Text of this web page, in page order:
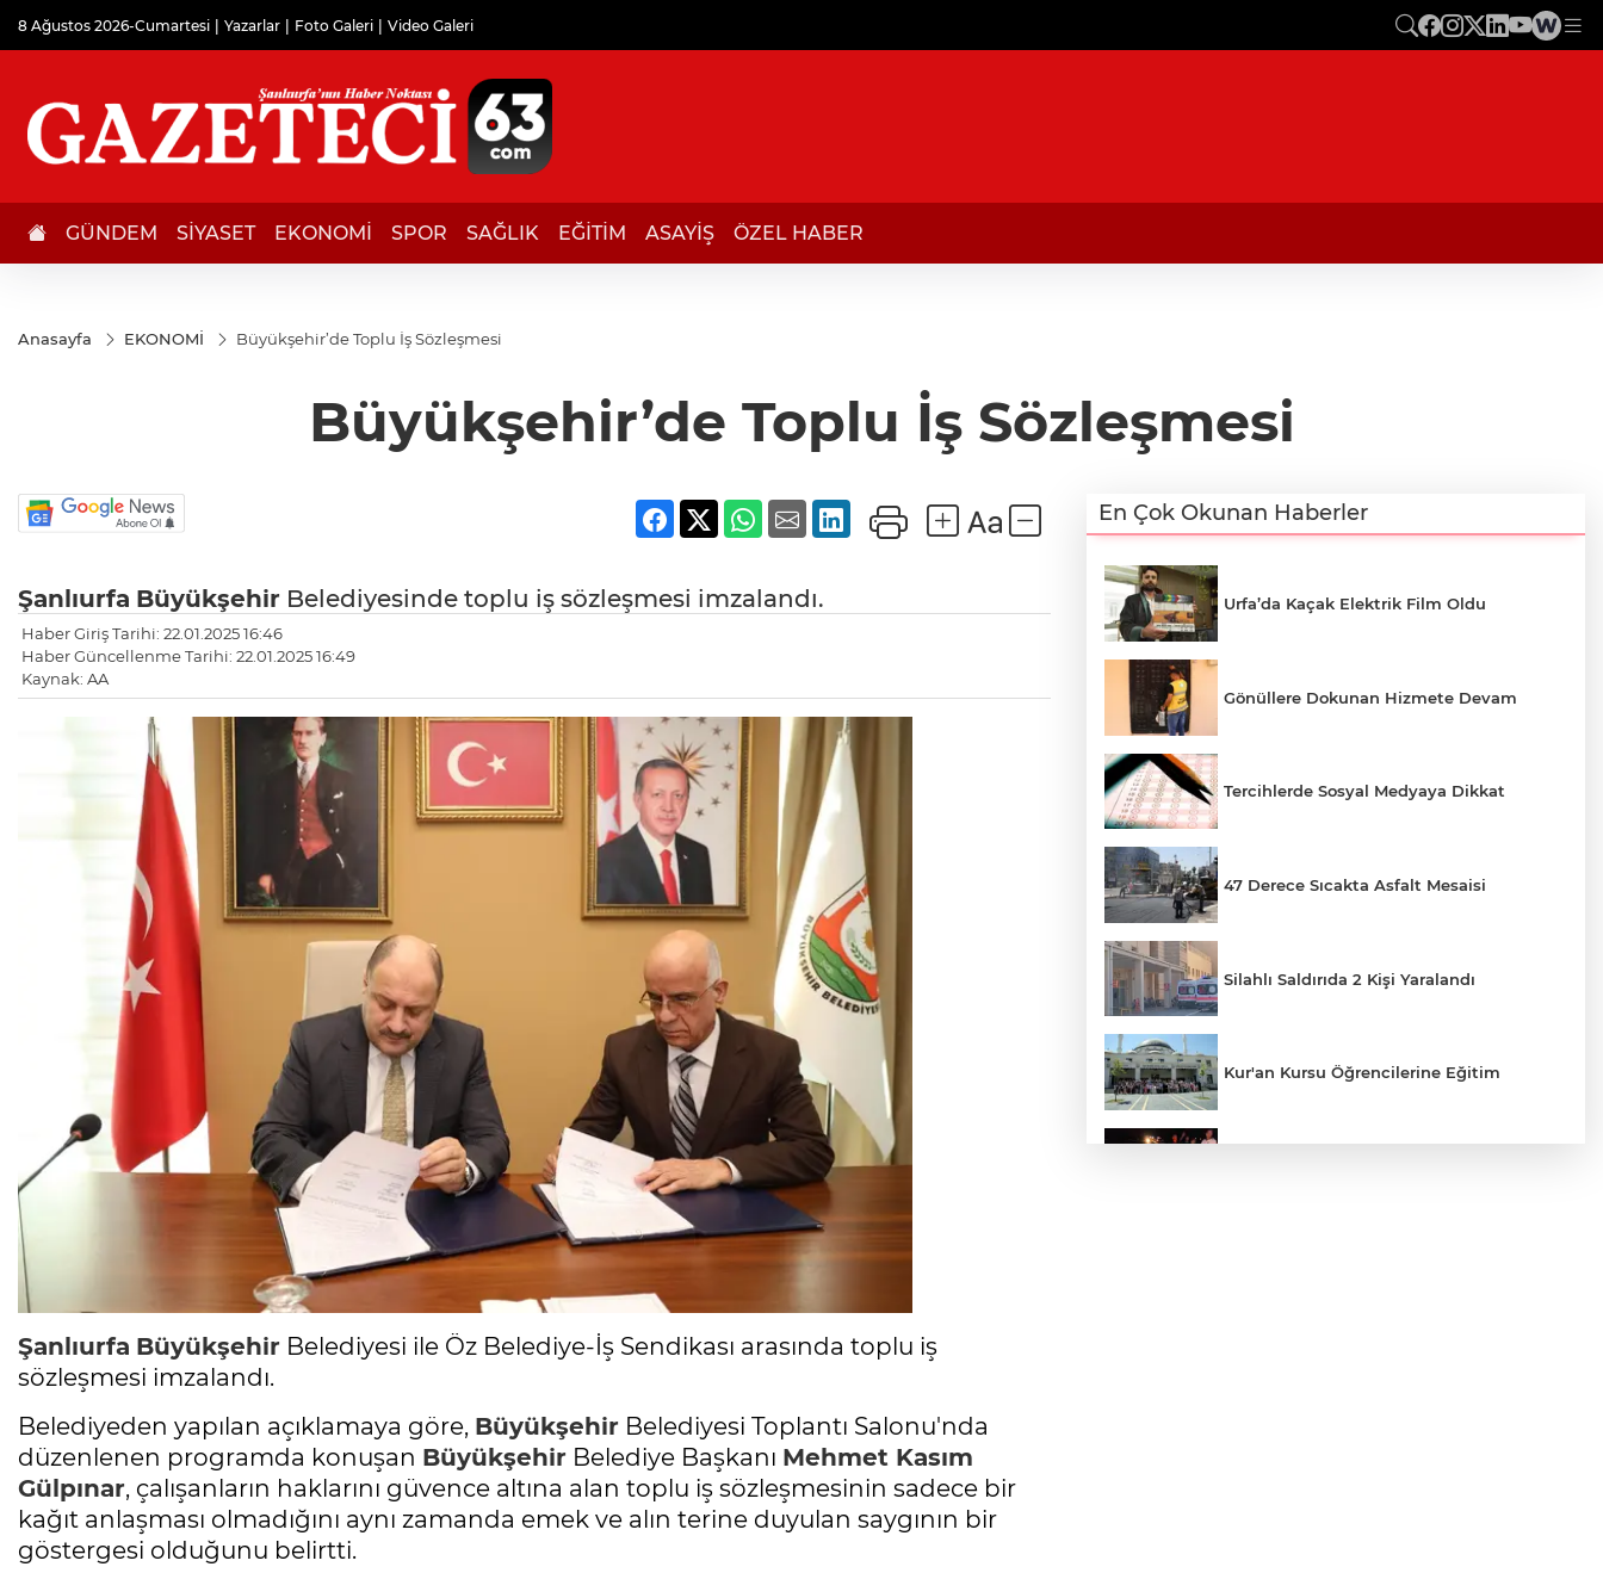
8 Ağustos 2026-Cumartesi Yazarlar Foto Galeri Video Galeri
GÜNDEM SİYASET EKONOMİ SPOR SAĞLIK EĞİTİM ASAYİŞ ÖZEL HABER
Anasayfa EKONOMİ Büyükşehir’de Toplu İş Sözleşmesi
Büyükşehir’de Toplu İş Sözleşmesi
Şanlıurfa Büyükşehir Belediyesinde toplu iş sözleşmesi imzalandı.
Haber Giriş Tarihi: 22.01.2025 16:46
Haber Güncellenme Tarihi: 22.01.2025 16:49
Kaynak: AA
Şanlıurfa Büyükşehir Belediyesi ile Öz Belediye-İş Sendikası arasında toplu iş
sözleşmesi imzalandı.
Belediyeden yapılan açıklamaya göre, Büyükşehir Belediyesi Toplantı Salonu'nda
düzenlenen programda konuşan Büyükşehir Belediye Başkanı Mehmet Kasım
Gülpınar, çalışanların haklarını güvence altına alan toplu iş sözleşmesinin sadece bir
kağıt anlaşması olmadığını aynı zamanda emek ve alın terine duyulan saygının bir
göstergesi olduğunu belirtti.
En Çok Okunan Haberler
Urfa’da Kaçak Elektrik Film Oldu
Gönüllere Dokunan Hizmete Devam
Tercihlerde Sosyal Medyaya Dikkat
47 Derece Sıcakta Asfalt Mesaisi
Silahlı Saldırıda 2 Kişi Yaralandı
Kur'an Kursu Öğrencilerine Eğitim